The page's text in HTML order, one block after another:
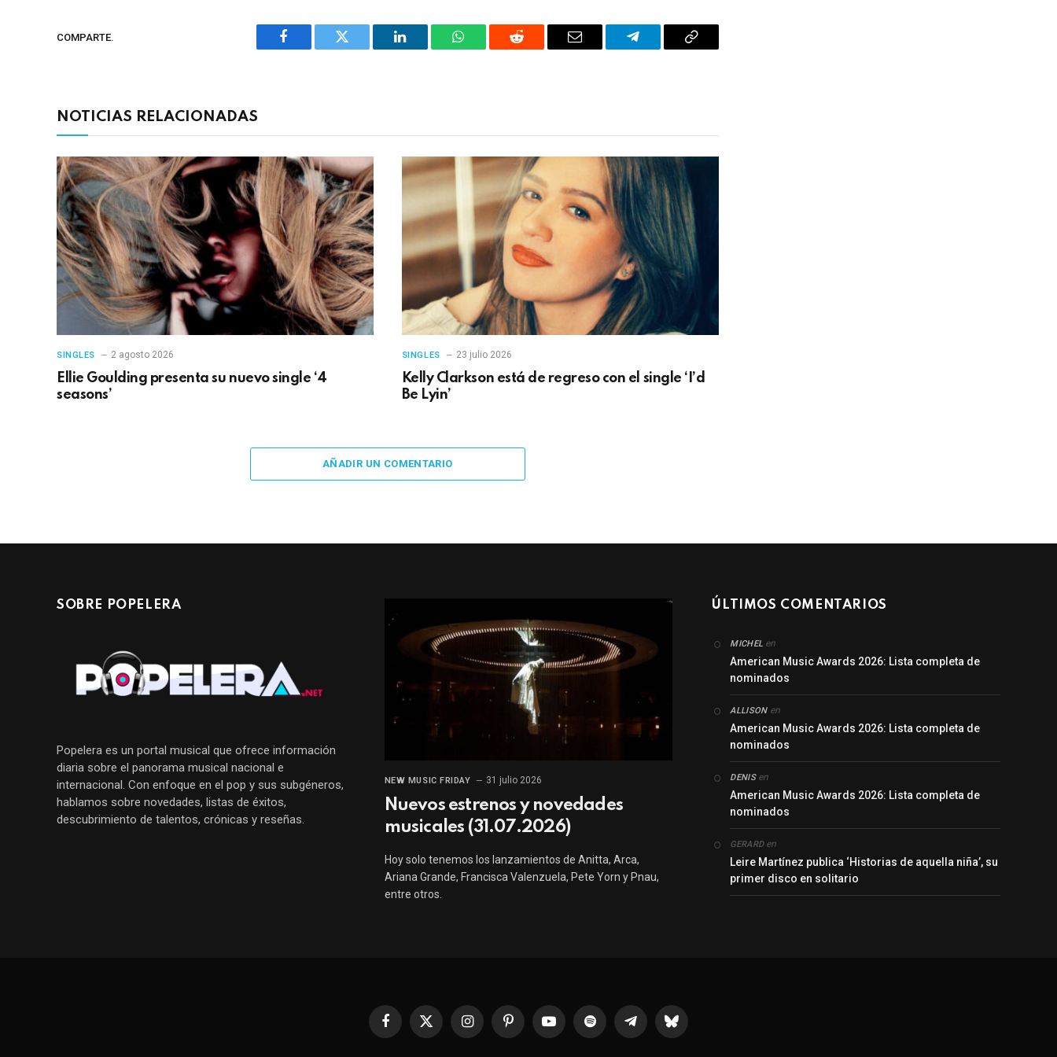
COMPARTE.
Facebook Twitter LinkedIn WhatsAppReddit
Correo
TelegramaCopiar
NOTICIAS RELACIONADAS
SINGLES 2 agosto 2026
Ellie Goulding presenta su nuevo single ‘4
seasons’
SINGLES 23 julio 2026
Kelly Clarkson está de regreso con el single ‘I’d
Be Lyin’
AÑADIR UN COMENTARIO
SOBRE POPELERA
Popelera es un portal musical que ofrece información
diaria sobre el panorama musical nacional e
internacional. Con enfoque en el pop y sus subgéneros,
hablamos sobre novedades, listas de éxitos,
descubrimiento de talentos, crónicas y reseñas.
NEW MUSIC FRIDAY 31 julio 2026
Nuevos estrenos y novedades
musicales (31.07.2026)
Hoy solo tenemos los lanzamientos de Anitta, Arca,
Ariana Grande, Francisca Valenzuela, Pete Yorn y Pnau,
entre otros.
ÚLTIMOS COMENTARIOS
MICHEL en
American Music Awards 2026: Lista completa de
nominados
ALLISONen
American Music Awards 2026: Lista completa de
nominados
DENISen
American Music Awards 2026: Lista completa de
nominados
GERARDen
Leire Martínez publica ‘Historias de aquella niña’, su
primer disco en solitario
Facebook
X
InstagramPinterestYouTubeSpotify TelegramaBluesky